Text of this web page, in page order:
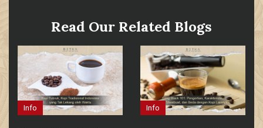
Read Our Related Blogs
Info Info